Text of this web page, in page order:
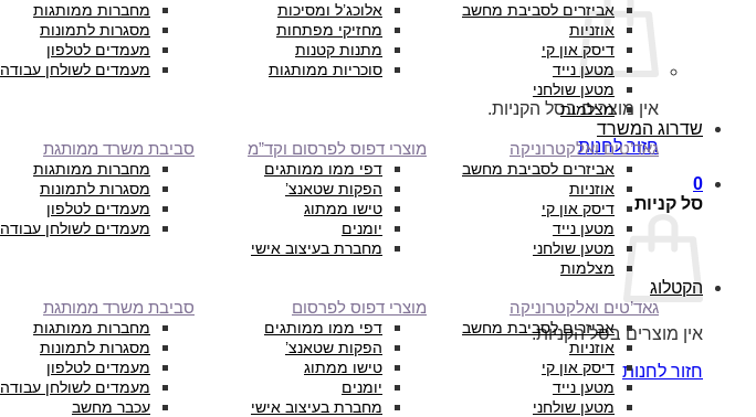
אין מוצרים בסל הקניות.
חזור לחנות
0
סל קניות
אין מוצרים בסל הקניות.
חזור לחנות
אביזרים לסביבת מחשב
אוזניות
דיסק און קי
מטען נייד
מטען שולחני
מצלמות
אלוכג’ל ומסיכות
מחזיקי מפתחות
מתנות קטנות
סוכריות ממותגות
מחברות ממותגות
מסגרות לתמונות
מעמדים לטלפון
מעמדים לשולחן עבודה
שדרוג המשרד
גאד’טים ואלקטרוניקה
אביזרים לסביבת מחשב
אוזניות
דיסק און קי
מטען נייד
מטען שולחני
מצלמות
מוצרי דפוס לפרסום וקד”מ
דפי ממו ממותגים
הפקות שטאנצ’
טישו ממתוג
יומנים
מחברת בעיצוב אישי
סביבת משרד ממותגת
מחברות ממותגות
מסגרות לתמונות
מעמדים לטלפון
מעמדים לשולחן עבודה
הקטלוג
גאד’טים ואלקטרוניקה
אביזרים לסביבת מחשב
אוזניות
דיסק און קי
מטען נייד
מטען שולחני
מוצרי דפוס לפרסום
דפי ממו ממותגים
הפקות שטאנצ’
טישו ממתוג
יומנים
מחברת בעיצוב אישי
סביבת משרד ממותגת
מחברות ממותגות
מסגרות לתמונות
מעמדים לטלפון
מעמדים לשולחן עבודה
עכבר מחשב